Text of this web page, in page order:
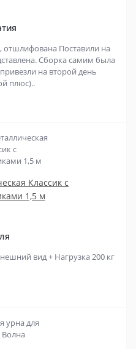
Поставили на
Сборка самим была
на второй день
плюс)..
Классик с
1,5 м
вид + Нагрузка 200 кг